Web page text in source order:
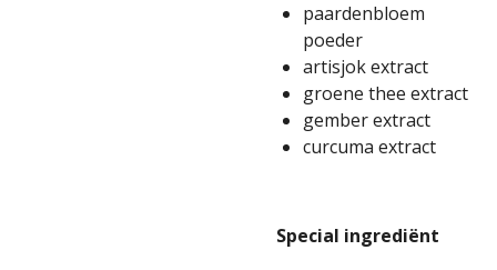
paardenbloem
poeder
artisjok extract
groene thee extract
gember extract
curcuma extract
Special ingrediënt